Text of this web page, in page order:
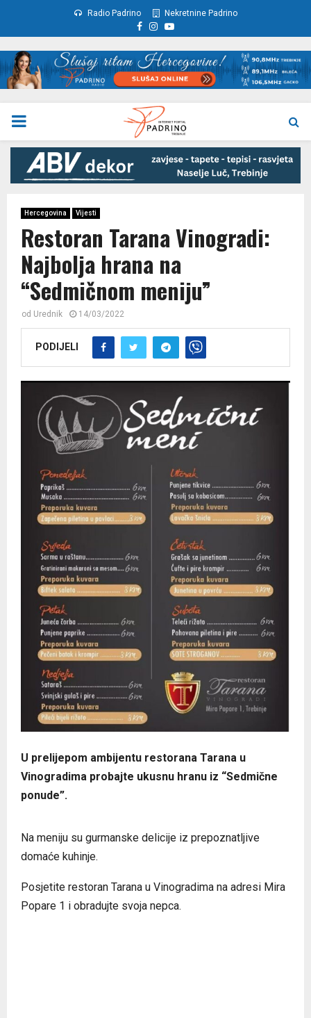
Radio Padrino Nekretnine Padrino
Facebook
Instagram
Youtube
PRIMARY
MENU
Hercegovina Vijesti
Restoran Tarana Vinogradi:
Najbolja hrana na
“Sedmičnom meniju”
od Urednik 14/03/2022
PODIJELI
U prelijepom ambijentu restorana Tarana u
Vinogradima probajte ukusnu hranu iz “Sedmične
ponude”.
Na meniju su gurmanske delicije iz prepoznatljive
domaće kuhinje.
Posjetite restoran Tarana u Vinogradima na adresi Mira
Popare 1 i obradujte svoja nepca.